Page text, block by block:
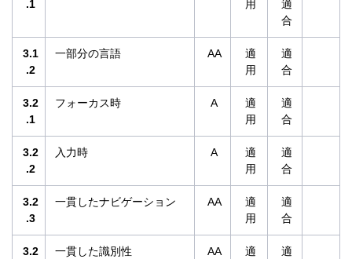
.1
用
適
合
3.1
.2
一部分の言語 AA
適
用
適
合
3.2
.1
フォーカス時 A
適
用
適
合
3.2
.2
入力時 A
適
用
適
合
3.2
.3
一貫したナビゲーション AA
適
用
適
合
3.2
一貫した識別性 AA
適
適